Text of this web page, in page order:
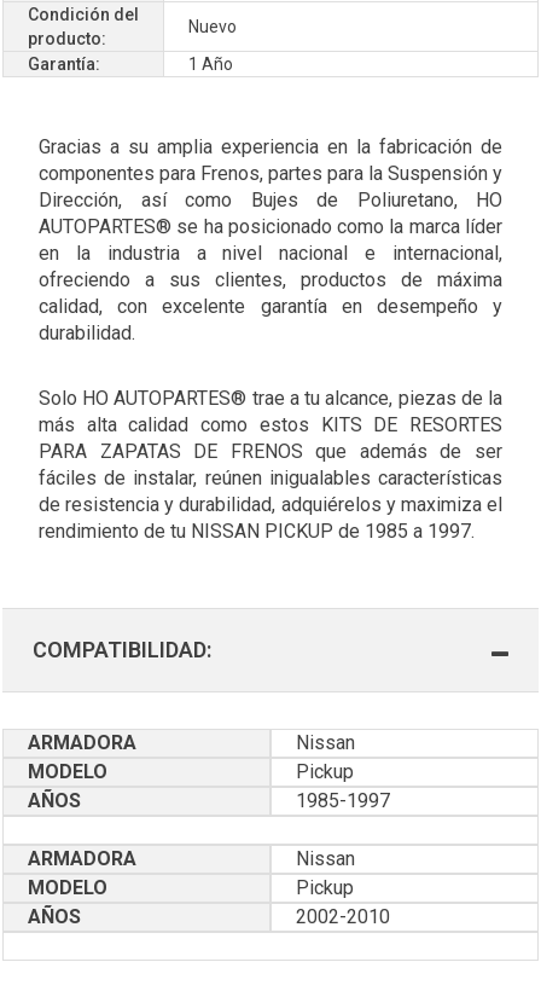
Condición del
producto:
Nuevo
Garantía:
1 Año
Gracias a su amplia experiencia en la fabricación de
componentes para Frenos, partes para la Suspensión y
Dirección, así como Bujes de Poliuretano, HO
AUTOPARTES® se ha posicionado como la marca líder
en la industria a nivel nacional e internacional,
ofreciendo a sus clientes, productos de máxima
calidad, con excelente garantía en desempeño y
durabilidad.
Solo HO AUTOPARTES® trae a tu alcance, piezas de la
más alta calidad como estos KITS DE RESORTES
PARA ZAPATAS DE FRENOS que además de ser
fáciles de instalar, reúnen inigualables características
de resistencia y durabilidad, adquiérelos y maximiza el
rendimiento de tu NISSAN PICKUP de 1985 a 1997.
COMPATIBILIDAD:
ARMADORA
Nissan
MODELO
Pickup
AÑOS
1985-1997
ARMADORA
Nissan
MODELO
Pickup
AÑOS
2002-2010